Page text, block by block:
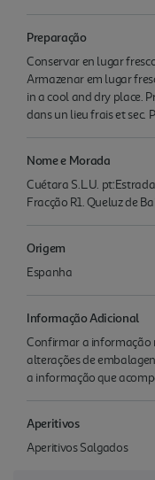
Preparação
Conservar en lugar
Armazenar em lugar
in a cool and dry place.
dans un lieu frais et sec.
Nome e Morada
Cuétara S.L.U.
Fracção R1. Queluz de
Origem
Espanha
Informação Adicional
Confirmar a informação
alterações de
a informação que
Aperitivos
Aperitivos Salgados